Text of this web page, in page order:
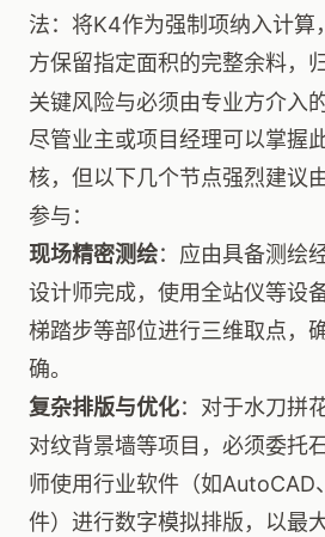
法：将K4作为强制项纳入计算
方保留指定面积的完整余料，
关键风险与必须由专业方介入
尽管业主或项目经理可以掌握
核，但以下几个节点强烈建议
参与：
现场精密测绘：应由具备测绘
设计师完成，使用全站仪等设
梯踏步等部位进行三维取点，
确。
复杂排版与优化：对于水刀拼
对纹背景墙等项目，必须委托
师使用行业软件（如AutoCAD
件）进行数字模拟排版，以最